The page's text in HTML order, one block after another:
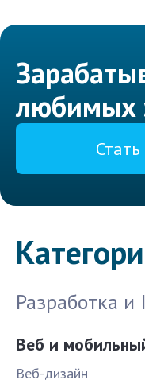
любимых
Разработка и
Веб и
Веб-дизайн